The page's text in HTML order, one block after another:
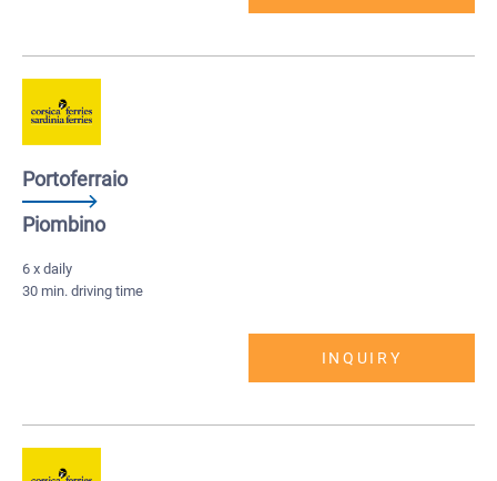
Portoferraio
Piombino
6 x daily
30 min. driving time
INQUIRY